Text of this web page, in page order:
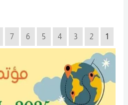
1
2
3
4
5
6
7